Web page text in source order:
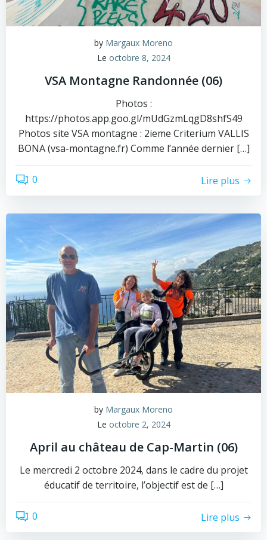
by Margaux Moreno
Le octobre 8, 2024
VSA Montagne Randonnée (06)
Photos :
https://photos.app.goo.gl/mUdGzmLqgD8shfS49
Photos site VSA montagne : 2ieme Criterium VALLIS
BONA (vsa-montagne.fr) Comme l’année dernier […]
0 Lire plus
by Margaux Moreno
Le octobre 2, 2024
April au château de Cap-Martin (06)
Le mercredi 2 octobre 2024, dans le cadre du projet
éducatif de territoire, l’objectif est de […]
0 Lire plus